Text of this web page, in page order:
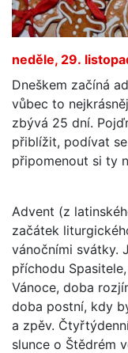
neděle, 29.
Dneškem začíná
vůbec to
zbývá 25 dní.
přiblížit, podívat
připomenout si ty
Advent (z
začátek
vánočními svátky.
příchodu
Vánoce, doba
doba postní, kdy
a zpěv.
slunce o Štědrém